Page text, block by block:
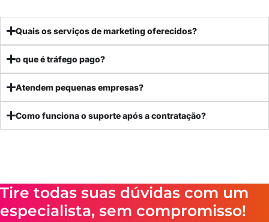
Quais os serviços de marketing oferecidos?
o que é tráfego pago?
Atendem pequenas empresas?
Como funciona o suporte após a contratação?
Tire todas suas dúvidas com um
especialista, sem compromisso!